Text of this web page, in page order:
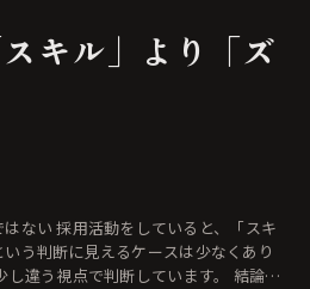
キル」より「ズ
ると、「スキ
う判断に見えるケースは少なくあり
う視点で判断しています。 結論か